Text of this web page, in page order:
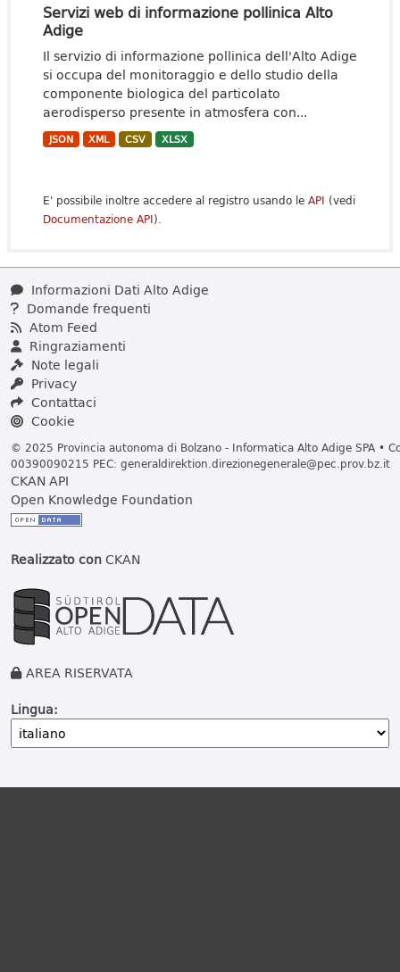
Servizi web di informazione pollinica Alto
Adige
Il servizio di informazione pollinica dell'Alto Adige
si occupa del monitoraggio e dello studio della
componente biologica del particolato
aerodisperso presente in atmosfera con...
JSON XML CSV XLSX
E' possibile inoltre accedere al registro usando le API (vedi
Documentazione API).
Informazioni Dati Alto Adige
Domande frequenti
Atom Feed
Ringraziamenti
Note legali
Privacy
Contattaci
Cookie
© 2025 Provincia autonoma di Bolzano - Informatica Alto Adige SPA •
00390090215 PEC: generaldirektion.direzionegenerale@pec.prov.bz.it
CKAN API
Open Knowledge Foundation
Realizzato conCKAN
AREA RISERVATA
Lingua